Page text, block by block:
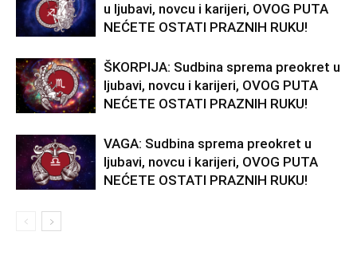
u ljubavi, novcu i karijeri, OVOG PUTA
NEĆETE OSTATI PRAZNIH RUKU!
ŠKORPIJA: Sudbina sprema preokret u
ljubavi, novcu i karijeri, OVOG PUTA
NEĆETE OSTATI PRAZNIH RUKU!
VAGA: Sudbina sprema preokret u
ljubavi, novcu i karijeri, OVOG PUTA
NEĆETE OSTATI PRAZNIH RUKU!